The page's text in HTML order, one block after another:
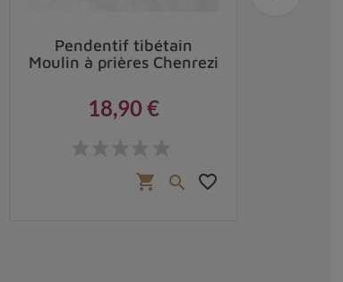
Pendentif tibétain
Moulin à prières Chenrezi
18,90 €
shopping_cart  favorite_border